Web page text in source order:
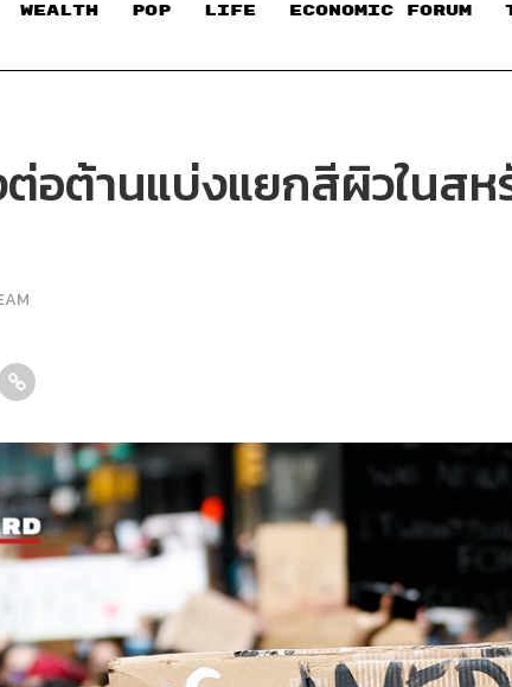
WEALTH POP LIFE ECONOMIC FORUM
อต้านแบ่งแยกสีผิวในสห